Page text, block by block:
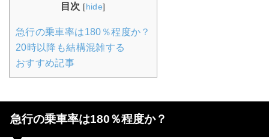
目次 [hide]
急行の乗車率は180％程度か？
20時以降も結構混雑する
おすすめ記事
急行の乗車率は180％程度か？